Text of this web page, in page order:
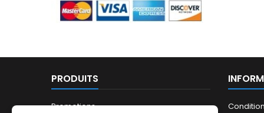
PRODUITS
Promotions